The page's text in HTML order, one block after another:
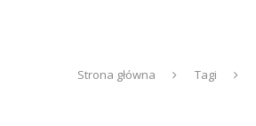
Strona główna Tagi